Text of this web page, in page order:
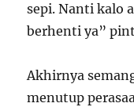
sepi. Nanti kalo
berhenti ya”
Akhirnya
menutup